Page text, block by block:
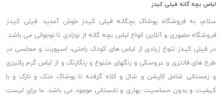
لباس بچه گانه فیلی کیدز
سلام، به فروشگاه پوشاک بچگانه فیلی کیدز خوش آمدید. فیلی کیدز
فروشگاه حضوری و آنلاین انواع لباس بچه گانه از نوزادی تا نوجوانی می باشد.
در فیلی کیدز تنوع زیادی از لباس های کودک راحتی، اسپورت و مجلسی در
طرح های فانتزی و عروسکی و رنگهای متنوع و رنگارنگ و از لباس گرم پائیزی
و زمستانی شامل کاپشن و شال و کلاه گرفته تا پوشاک خنک و نازک و با
کیفیت و بدون حساسیت بهاری و تابستانی موجود می باشد. ما برای لیست